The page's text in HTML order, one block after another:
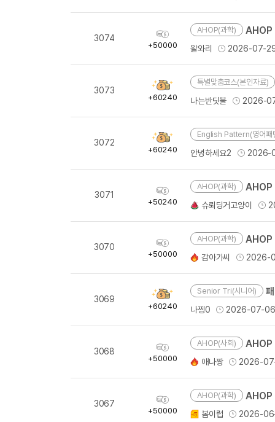
업적 트로피&퀘스트 업적 트로피
퀘스트
퀘스트
퀘스트
업적 트로피
[도전]영문법퀴즈
새글
새글
[도전]영문법퀴즈
[도전]영문법퀴즈
[도전]영문법퀴즈
[도전]영문법퀴즈
[도전]영문법퀴즈 새글
[도전]영문법퀴즈
[도전]이디엄퀴즈
[도전]이디엄퀴즈
[도전]이디엄퀴즈
[도전]이디엄퀴즈
[도전]이디엄퀴즈
[도전]이디엄퀴즈
[도전]이디엄퀴즈
[도전]이디엄퀴즈
[도전]이디엄퀴즈
[도전]이디엄퀴즈
[도전]어휘퀴즈새글
[도전]어휘퀴즈새글
[도전]어휘퀴즈
[도전]어휘퀴즈
3074
획
득
+50000
AHOP(과학) AHOP
왈와리 2026-07-
3073
획
득
+60240
특별맞춤코스(본인자료)
나는반딧불 2026-
3072
획
득
+60240
English Pattern(영어패
안녕하세요2 2026-
3071
획
득
+50240
AHOP(과학) AHOP
슈뢰딩거고양이
3070
획
득
+50000
AHOP(과학) AHOP
감아가씨 2026-
3069
획
득
+60240
Senior Tri(시니어)
나찡0 2026-07-
3068
획
득
+50000
AHOP(사회)
애나짱 2026-
3067
획
득
+50000
AHOP(과학) AHOP
봄이럽 2026-